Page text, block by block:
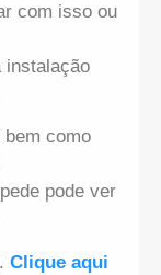
com isso ou
instalação
bem como
pode ver
Clique aqui